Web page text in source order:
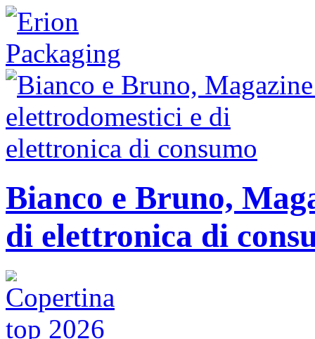
Bianco e Bruno,
di elettronica di